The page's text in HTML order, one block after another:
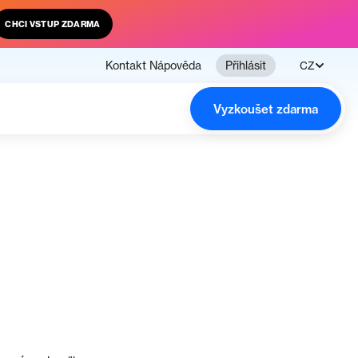
CHCI VSTUP ZDARMA
Kontakt Nápověda Přihlásit CZ
Vyzkoušet zdarma